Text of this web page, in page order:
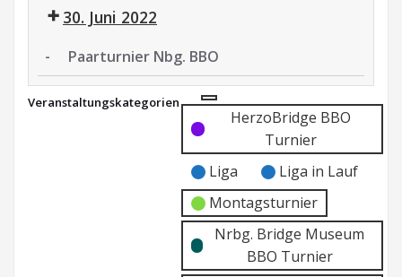
30. Juni 2022
- Paarturnier Nbg. BBO
Paarturnier
Nbg.
Veranstaltungskategorien Kategorie
ohne
Titel
Kategorie
Titel
HerzoBridge BBO
Turnier
Liga
Liga in Lauf
Montagsturnier
Nrbg. Bridge Museum
BBO Turnier